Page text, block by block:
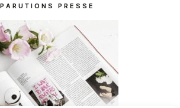
PARUTIONS PRESSE